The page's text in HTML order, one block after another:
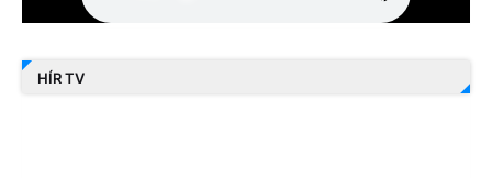
HÍR TV